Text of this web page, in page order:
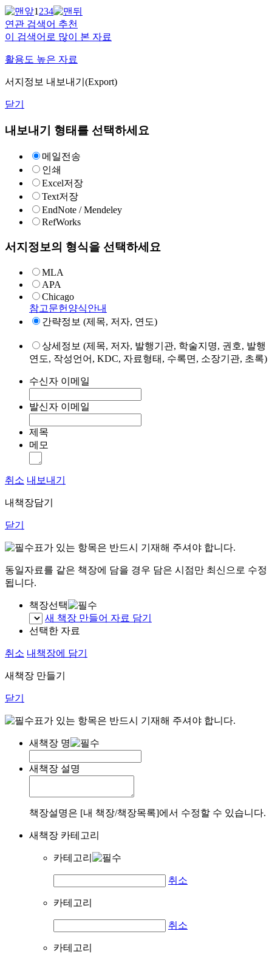
1234
연관 검색어 추천
이 검색어로 많이 본 자료
활용도 높은 자료
서지정보 내보내기(Export)
닫기
내보내기 형태를 선택하세요
메일전송
인쇄
Excel저장
Text저장
EndNote / Mendeley
RefWorks
서지정보의 형식을 선택하세요
MLA
APA
Chicago
참고문헌양식안내
간략정보 (제목, 저자, 연도)
상세정보 (제목, 저자, 발행기관, 학술지명, 권호, 발행
연도, 작성언어, KDC, 자료형태, 수록면, 소장기관, 초록)
수신자 이메일
발신자 이메일
제목
메모
취소 내보내기
내책장담기
닫기
표가 있는 항목은 반드시 기재해 주셔야 합니다.
동일자료를 같은 책장에 담을 경우 담은 시점만 최신으로 수정
됩니다.
책장선택
새 책장 만들어 자료 담기
선택한 자료
취소 내책장에 담기
새책장 만들기
닫기
표가 있는 항목은 반드시 기재해 주셔야 합니다.
새책장 명
새책장 설명
책장설명은 [내 책장/책장목록]에서 수정할 수 있습니다.
새책장 카테고리
카테고리
취소
카테고리
취소
카테고리